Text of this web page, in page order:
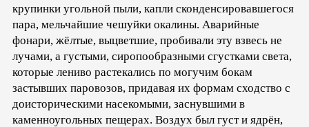
крупинки угольной пыли, капли сконденсировавшегося
пара, мельчайшие чешуйки окалины. Аварийные
фонари, жёлтые, выцветшие, пробивали эту взвесь не
лучами, а густыми, сиропообразными сгустками света,
которые лениво растекались по могучим бокам
застывших паровозов, придавая их формам сходство с
доисторическими насекомыми, заснувшими в
каменноугольных пещерах. Воздух был густ и ядрён,